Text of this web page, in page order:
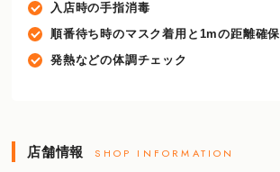
入店時の手指消毒
順番待ち時のマスク着用と1mの距離確保
発熱などの体調チェック
店舗情報 SHOP INFORMATION